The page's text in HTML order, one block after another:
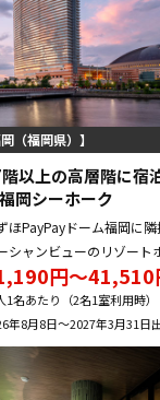
（福岡県）
以上の高層階に宿
岡シーホーク
ほPayPayドーム福岡に
シャンビューのリゾート
円～41,510
1名あたり（2名1室利用時）
年8月8日～2027年3月31日